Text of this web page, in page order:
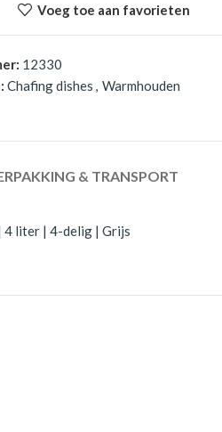
Voeg toe aan favorieten
12330
Chafing dishes , Warmhouden
& TRANSPORT
4 liter | 4-delig | Grijs